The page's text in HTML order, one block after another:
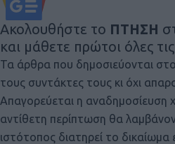
Ακολουθήστε το ΠΤΗΣΗ
και μάθετε πρώτοι όλες
Τα άρθρα που δημοσιεύονται
τους συντάκτες τους κι όχι
Απαγορεύεται η αναδημοσίευση
αντίθετη περίπτωση θα
ιστότοπος διατηρεί το